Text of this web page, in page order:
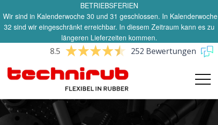
BETRIEBSFERIEN
Wir sind in Kalenderwoche 30 und 31 geschlossen. In Kalenderwoche
32 sind wir eingeschränkt erreichbar. In diesem Zeitraum kann es zu
längeren Lieferzeiten kommen.
8.5 252 Bewertungen